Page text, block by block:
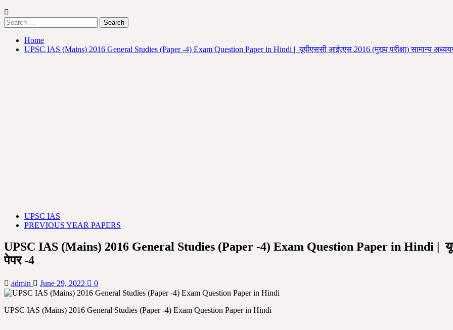
Search
for:
Home
UPSC IAS (Mains) 2016 General Studies (Paper -4) Exam Question Paper in Hindi | यूपीएससी आईएएस 2016 (मुख्य परीक्षा) सामान्य
UPSC IAS
PREVIOUS YEAR PAPERS
UPSC IAS (Mains) 2016 General Studies (Paper -4) Exam Question Paper in Hindi |
पेपर -4
admin June 29, 2022 0
UPSC IAS (Mains) 2016 General Studies (Paper -4) Exam Question Paper in Hindi